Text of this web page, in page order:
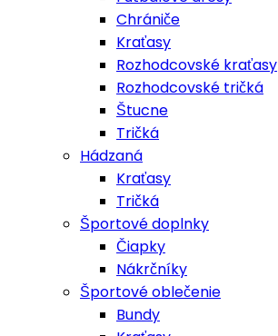
Chrániče
Kraťasy
Rozhodcovské kraťasy
Rozhodcovské tričká
Štucne
Tričká
Hádzaná
Kraťasy
Tričká
Športové doplnky
Čiapky
Nákrčníky
Športové oblečenie
Bundy